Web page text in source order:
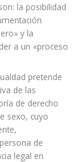
la posibilidad
y la
a un «proceso
pretende
de las
de derecho
sexo, cuyo
de
legal en